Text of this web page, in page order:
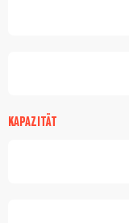
KAPAZITÄT